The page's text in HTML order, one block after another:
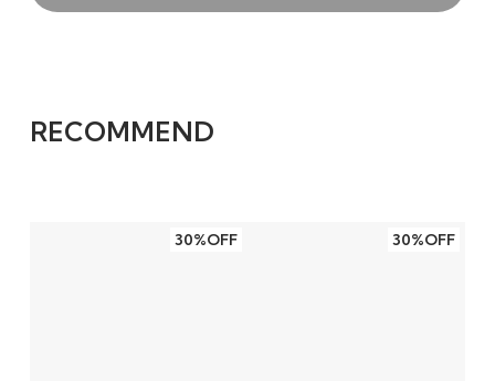
RECOMMEND
30%OFF 30%OFF